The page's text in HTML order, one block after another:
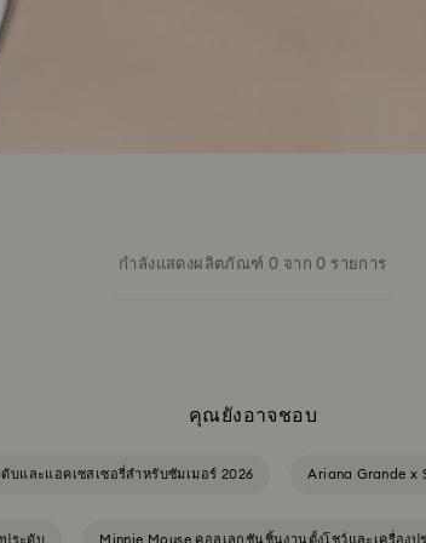
กำลังแสดงผลิตภัณฑ์ 0 จาก 0 รายการ
คุณยังอาจชอบ
ดับและแอคเซสเซอรี่สำหรับซัมเมอร์ 2026 Ariana Grande x
ประดับ Minnie Mouse คอลเลกชันชิ้นงานตั้งโชว์และเครื่องป